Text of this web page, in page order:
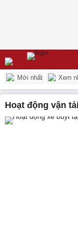
Mới nhất Xem
hoạt động vận tải